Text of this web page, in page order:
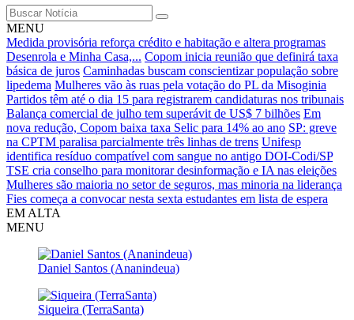
MENU
Medida provisória reforça crédito e habitação e altera programas
Desenrola e Minha Casa,... Copom inicia reunião que definirá taxa
básica de juros Caminhadas buscam conscientizar população sobre
lipedema Mulheres vão às ruas pela votação do PL da Misoginia
Partidos têm até o dia 15 para registrarem candidaturas nos tribunais
Balança comercial de julho tem superávit de US$ 7 bilhões Em
nova redução, Copom baixa taxa Selic para 14% ao ano SP: greve
na CPTM paralisa parcialmente três linhas de trens Unifesp
identifica resíduo compatível com sangue no antigo DOI-Codi/SP
TSE cria conselho para monitorar desinformação e IA nas eleições
Mulheres são maioria no setor de seguros, mas minoria na liderança
Fies começa a convocar nesta sexta estudantes em lista de espera
EM ALTA
MENU
Daniel Santos (Ananindeua)
Siqueira (TerraSanta)